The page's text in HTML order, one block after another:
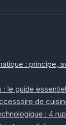
: principe,
: le guide
de
: 4